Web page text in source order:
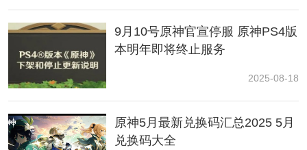
基础攻击力565
●普通攻击或重击命中敌人后的6秒内，普通攻击造成的
伤害提
升8%，重击造成的伤害提升6%。该效果至多叠加3次，
每0.3
9月10号原神官宣停服 原神PS4版
本明年即将终止服务
2025-08-18
原神5月最新兑换码汇总2025 5月
兑换码大全